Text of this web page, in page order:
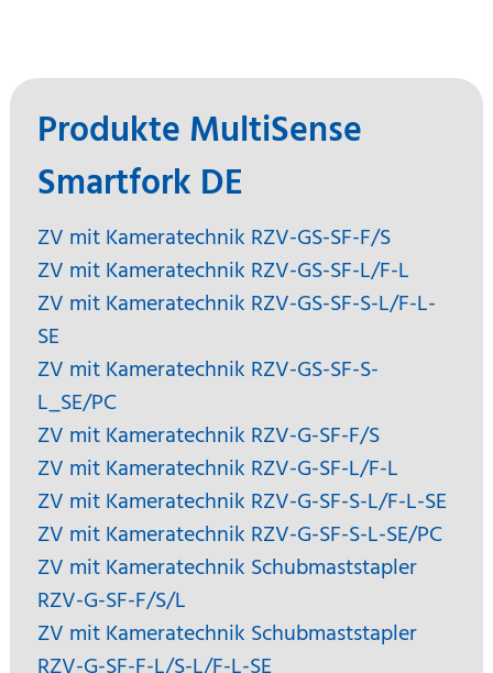
Produkte MultiSense
Smartfork DE
ZV mit Kameratechnik RZV-GS-SF-F/S
ZV mit Kameratechnik RZV-GS-SF-L/F-L
ZV mit Kameratechnik RZV-GS-SF-S-L/F-L-
SE
ZV mit Kameratechnik RZV-GS-SF-S-
L_SE/PC
ZV mit Kameratechnik RZV-G-SF-F/S
ZV mit Kameratechnik RZV-G-SF-L/F-L
ZV mit Kameratechnik RZV-G-SF-S-L/F-L-SE
ZV mit Kameratechnik RZV-G-SF-S-L-SE/PC
ZV mit Kameratechnik Schubmaststapler
RZV-G-SF-F/S/L
ZV mit Kameratechnik Schubmaststapler